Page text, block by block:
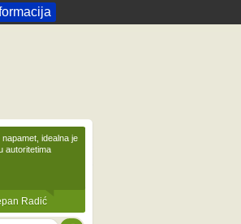
idealna je
autoritetima
Radić